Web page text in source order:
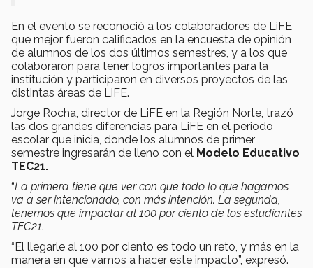
En el evento se reconoció a los colaboradores de LiFE
que mejor fueron calificados en la encuesta de opinión
de alumnos de los dos últimos semestres, y a los que
colaboraron para tener logros importantes para la
institución y participaron en diversos proyectos de las
distintas áreas de LiFE.
Jorge Rocha, director de LiFE en la Región Norte, trazó
las dos grandes diferencias para LiFE en el periodo
escolar que inicia, donde los alumnos de primer
semestre ingresarán de lleno con el Modelo Educativo
TEC21.
“La primera tiene que ver con que todo lo que hagamos
va a ser intencionado, con más intención. La segunda,
tenemos que impactar al 100 por ciento de los estudiantes
TEC21.
“El llegarle al 100 por ciento es todo un reto, y más en la
manera en que vamos a hacer este impacto”, expresó.